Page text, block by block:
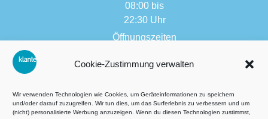
Cookie-Zustimmung verwalten
Wir verwenden Technologien wie Cookies, um Geräteinformationen zu speichern
und/oder darauf zuzugreifen. Wir tun dies, um das Surferlebnis zu verbessern und um
(nicht) personalisierte Werbung anzuzeigen. Wenn du diesen Technologien zustimmst,
08:00 bis
22:30 Uhr
Öffnungszeiten
Filialen:
17:30 Uhr